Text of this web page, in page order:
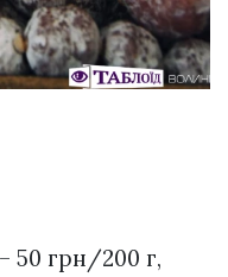
50 грн/200 г,